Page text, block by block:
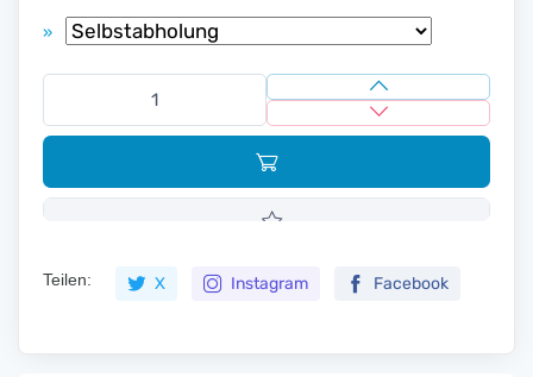
»
Teilen: X Instagram Facebook